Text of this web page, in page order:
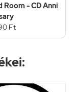
Room - CD Anni
Ft